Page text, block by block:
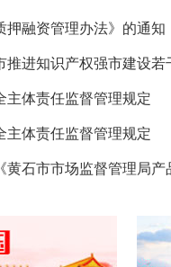
押融资管理办法》的通知
进知识产权强市建设若
主体责任监督管理规定
主体责任监督管理规定
石市市场监督管理局产